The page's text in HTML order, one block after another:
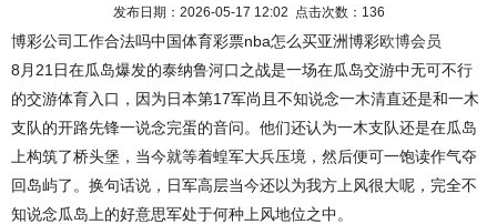
发布日期：2026-05-17 12:02 点击次数：136
博彩公司工作合法吗中国体育彩票nba怎么买亚洲博彩欧博会员
8月21日在瓜岛爆发的泰纳鲁河口之战是一场在瓜岛交游中无可不行
的交游体育入口，因为日本第17军尚且不知说念一木清直还是和一木
支队的开路先锋一说念完蛋的音问。他们还认为一木支队还是在瓜岛
上构筑了桥头堡，当今就等着蝗军大兵压境，然后便可一饱读作气夺
回岛屿了。换句话说，日军高层当今还以为我方上风很大呢，完全不
知说念瓜岛上的好意思军处于何种上风地位之中。